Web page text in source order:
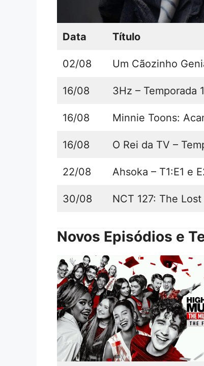
Data Título
02/08 Um Cãozinho
16/08 3Hz – Temporada 1
16/08 Minnie Toons:
16/08 O Rei da TV –
22/08 Ahsoka – T1:E1 e
30/08 NCT 127: The
Novos Episódios e